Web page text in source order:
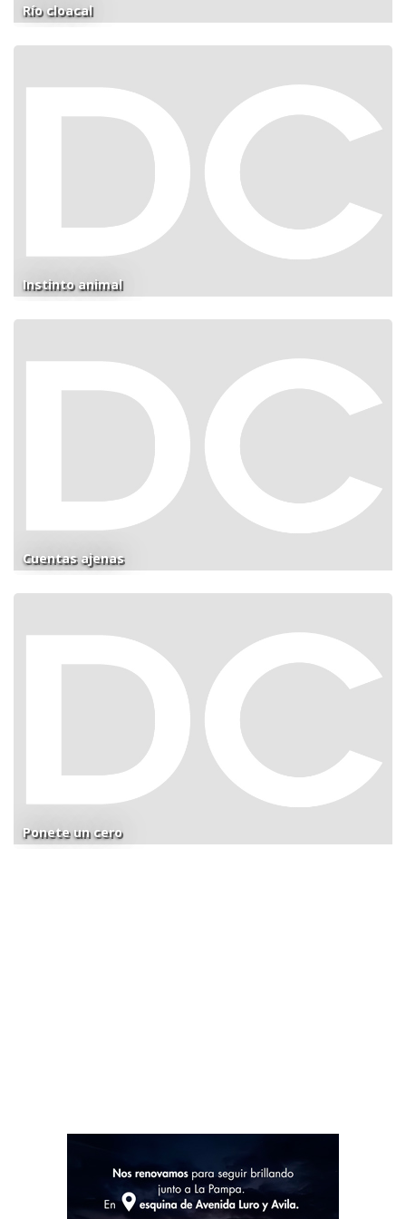
Río cloacal
Instinto animal
Cuentas ajenas
Ponete un cero